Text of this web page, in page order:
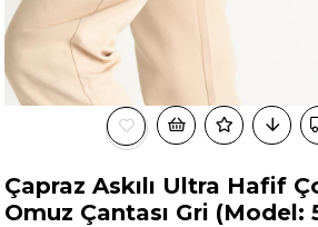
Çapraz Askılı Ultra Hafif
Omuz Çantası Gri (Model: